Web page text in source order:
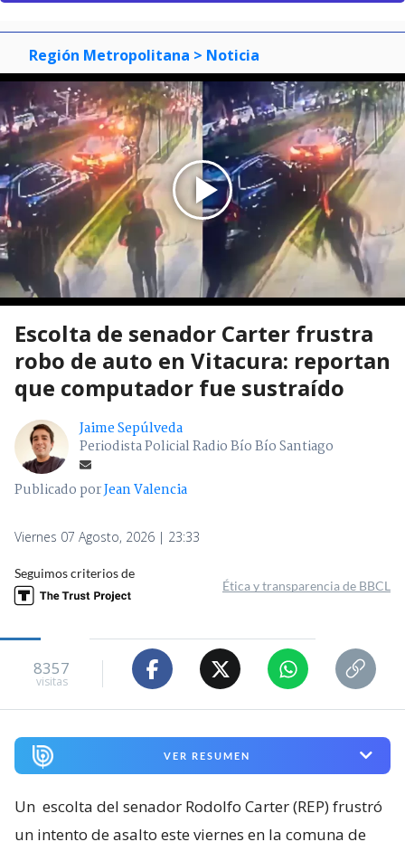
Región Metropolitana > Noticia
Escolta de senador Carter frustra
robo de auto en Vitacura: reportan
que computador fue sustraído
Jaime Sepúlveda
Periodista Policial Radio Bío Bío Santiago
Publicado porJean Valencia
Viernes 07 Agosto, 2026 | 23:33
Seguimos criterios de
Ética y transparencia de BBCL
8357
visitas
VER RESUMEN
Un escolta del senador Rodolfo Carter (REP) frustró
un intento de asalto este viernes en la comuna de